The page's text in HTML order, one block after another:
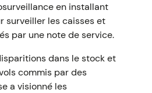
en installant
surveiller les caisses et
par une note de service.
dans le stock et
commis par des
a visionné les